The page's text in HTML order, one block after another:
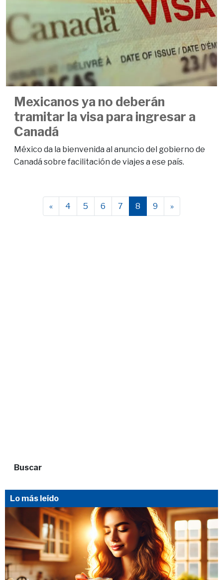
Mexicanos ya no deberán
tramitar la visa para ingresar a
Canadá
México da la bienvenida al anuncio del gobierno de
Canadá sobre facilitación de viajes a ese país.
« 4 5 6 7 8 9 »
Buscar
Lo más leído